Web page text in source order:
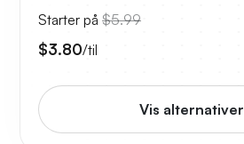
Starter på $5.99
$3.80/til
Vis alternativer